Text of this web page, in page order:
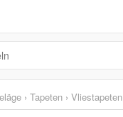
› Tapeten › Vliestapeten